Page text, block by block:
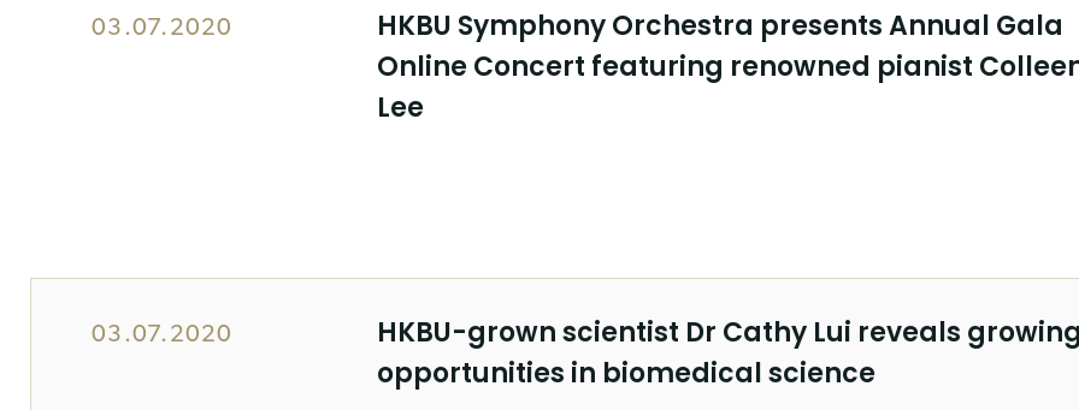
03.07.2020
HKBU Symphony Orchestra presents Annual Gala
Online Concert featuring renowned pianist
Lee
03.07.2020
HKBU-grown scientist Dr Cathy Lui reveals
opportunities in biomedical science